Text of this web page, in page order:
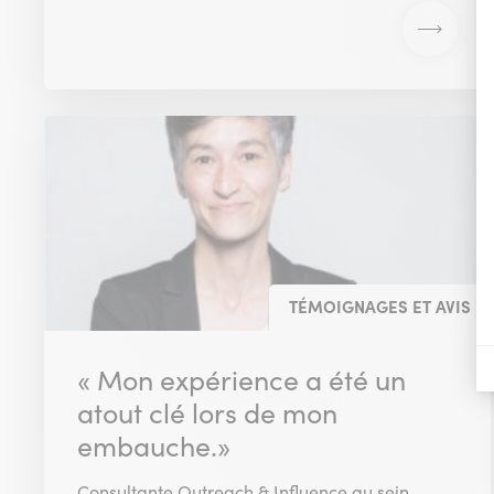
TÉMOIGNAGES ET AVIS
« Mon expérience a été un
atout clé lors de mon
embauche.»